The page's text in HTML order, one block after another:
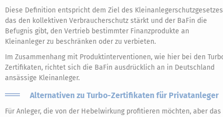
Diese Definition entspricht dem Ziel des
das den kollektiven Verbraucherschutz stärkt und der BaFin die
Befugnis gibt, den Vertrieb bestimmter Finanzprodukte an
Kleinanleger zu beschränken oder zu verbieten.
Im Zusammenhang mit Produktinterventionen, wie hier bei den
Zertifikaten, richtet sich die BaFin ausdrücklich an in Deutschland
ansässige Kleinanleger.
Alternativen zu Turbo-Zertifikaten für Privatanleger
Für Anleger, die von der Hebelwirkung profitieren möchten, aber das